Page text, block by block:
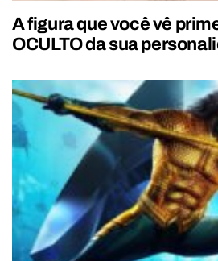
A figura que você vê
OCULTO da sua